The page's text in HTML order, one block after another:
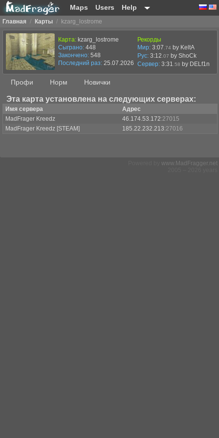
Maps Users Help
Главная / Карты / kzarg_lostrome
Карта: kzarg_lostrome
Сыграно: 448
Закончено: 548
Последний раз: 25.07.2026 в 23:02
Рекорды
Мир: 3:07 .74 by KeltA
Рус: 3:12 .07 by ShoCk
Сервер: 3:31 .58 by DELf1n
Профи Норм Новички
Эта карта установлена на следующих серверах:
Имя сервера
Адрес
MadFrager Kreedz
46.174.53.172:27015
MadFrager Kreedz [STEAM]
185.22.232.213:27016
www.MadFragger.net